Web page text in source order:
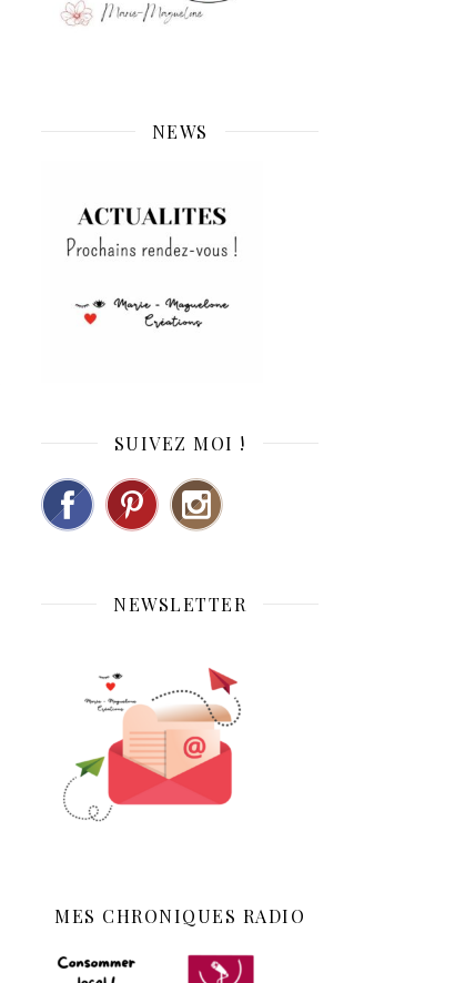
NEWS
SUIVEZ MOI !
NEWSLETTER
MES CHRONIQUES RADIO